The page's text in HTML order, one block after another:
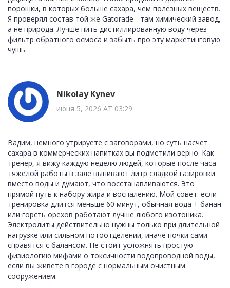
порошки, в которых больше сахара, чем полезных веществ.
Я проверял состав той же Gatorade - там химический завод,
а не природа. Лучше пить дистиллированную воду через
фильтр обратного осмоса и забыть про эту маркетинговую
чушь.
Nikolay Kynev
июня 5, 2026 AT 03:29
Вадим, немного утрируете с заговорами, но суть насчет
сахара в коммерческих напитках вы подметили верно. Как
тренер, я вижу каждую неделю людей, которые после часа
тяжелой работы в зале выпивают литр сладкой газировки
вместо воды и думают, что восстанавливаются. Это
прямой путь к набору жира и воспалению. Мой совет: если
тренировка длится меньше 60 минут, обычная вода + банан
или горсть орехов работают лучше любого изотоника.
Электролиты действительно нужны только при длительной
нагрузке или сильном потоотделении, иначе почки сами
справятся с балансом. Не стоит усложнять простую
физиологию мифами о токсичности водопроводной воды,
если вы живете в городе с нормальным очистным
сооружением.